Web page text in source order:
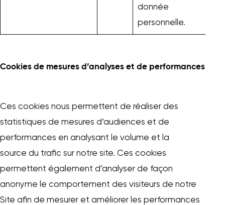
donnée
personnelle.
Cookies de mesures d’analyses et de performances
Ces cookies nous permettent de réaliser des
statistiques de mesures d’audiences et de
performances en analysant le volume et la
source du trafic sur notre site. Ces cookies
permettent également d’analyser de façon
anonyme le comportement des visiteurs de notre
Site afin de mesurer et améliorer les performances